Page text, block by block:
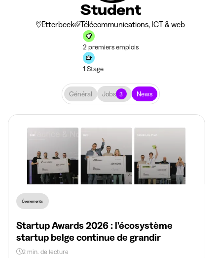
Student
Etterbeek Télécommunications, ICT & web
2 premiers emplois
1 Stage
Général Jobs 3 News
Évenements
Startup Awards 2026 : l'écosystème
startup belge continue de grandir
2 min. de lecture